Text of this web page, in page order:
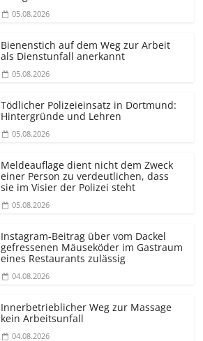
05.08.2026
Bienenstich auf dem Weg zur Arbeit
als Dienstunfall anerkannt
05.08.2026
Tödlicher Polizeieinsatz in Dortmund:
Hintergründe und Lehren
05.08.2026
Meldeauflage dient nicht dem Zweck
einer Person zu verdeutlichen, dass
sie im Visier der Polizei steht
05.08.2026
Instagram-Beitrag über vom Dackel
gefressenen Mäuseköder im Gastraum
eines Restaurants zulässig
04.08.2026
Innerbetrieblicher Weg zur Massage
kein Arbeitsunfall
04.08.2026